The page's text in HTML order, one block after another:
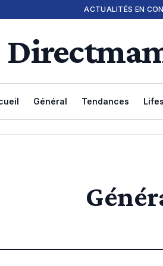
ACTUALITÉS EN
Général Tendances